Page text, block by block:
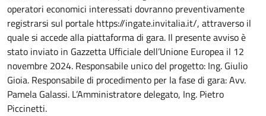
operatori economici interessati dovranno preventivamente
registrarsi sul portale https://ingate.invitalia.it/, attraverso il
quale si accede alla piattaforma di gara. Il presente avviso è
stato inviato in Gazzetta Ufficiale dell’Unione Europea il 12
novembre 2024. Responsabile unico del progetto: Ing. Giulio
Gioia. Responsabile di procedimento per la fase di gara: Avv.
Pamela Galassi. L’Amministratore delegato, Ing. Pietro
Piccinetti.